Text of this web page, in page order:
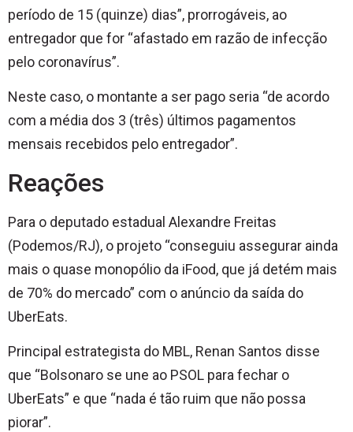
período de 15 (quinze) dias”, prorrogáveis, ao
entregador que for “afastado em razão de infecção
pelo coronavírus”.
Neste caso, o montante a ser pago seria “de acordo
com a média dos 3 (três) últimos pagamentos
mensais recebidos pelo entregador”.
Reações
Para o deputado estadual Alexandre Freitas
(Podemos/RJ), o projeto “conseguiu assegurar ainda
mais o quase monopólio da iFood, que já detém mais
de 70% do mercado” com o anúncio da saída do
UberEats.
Principal estrategista do MBL, Renan Santos disse
que “Bolsonaro se une ao PSOL para fechar o
UberEats” e que “nada é tão ruim que não possa
piorar”.